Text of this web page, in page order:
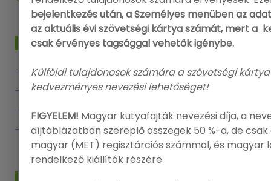
MENÜ
Főoldal
Kiállítások
Segítség
Kapcsolat
bejelentkezés után, a Személyes menüben az
az aktuális évi szövetségi kártya számát, mert a
csak érvényes tagsággal vehetők igénybe.
Külföldi tulajdonosok számára a szövetségi
kedvezményes nevezési lehetőséget!
FIGYELEM! Magyar kutyafajták nevezési díja, a
díjtáblázatban szereplő összegek 50 %-a, de csak
magyar (MET) regisztárciós számmal, és magyar
rendelkező kiállítók részére.